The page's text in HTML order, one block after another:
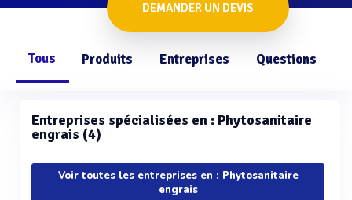
DEMANDER UN DEVIS
Tous Produits Entreprises Questions
Entreprises spécialisées en : Phytosanitaire
engrais (4)
Voir toutes les entreprises en : Phytosanitaire
engrais